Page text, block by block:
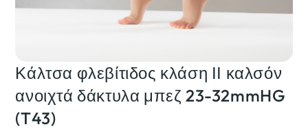
Κάλτσα φλεβίτιδος κλάση ΙΙ καλσόν
ανοιχτά δάκτυλα μπεζ 23-32mmHG
(T43)